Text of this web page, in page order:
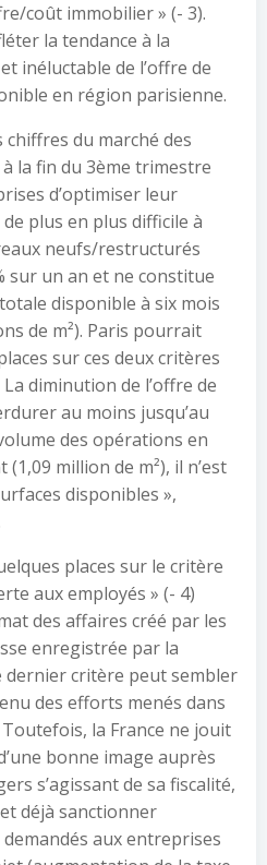
coût immobilier » (- 3).
la tendance à la
inéluctable de l’offre de
en région parisienne.
chiffres du marché des
la fin du 3ème trimestre
d’optimiser leur
plus en plus difficile à
neufs/restructurés
sur un an et ne constitue
disponible à six mois
de m²). Paris pourrait
sur ces deux critères
diminution de l’offre de
au moins jusqu’au
des opérations en
million de m²), il n’est
disponibles »,
places sur le critère
aux employés » (- 4)
des affaires créé par les
enregistrée par la
dernier critère peut sembler
des efforts menés dans
la France ne jouit
bonne image auprès
s’agissant de sa fiscalité,
déjà sanctionner
aux entreprises